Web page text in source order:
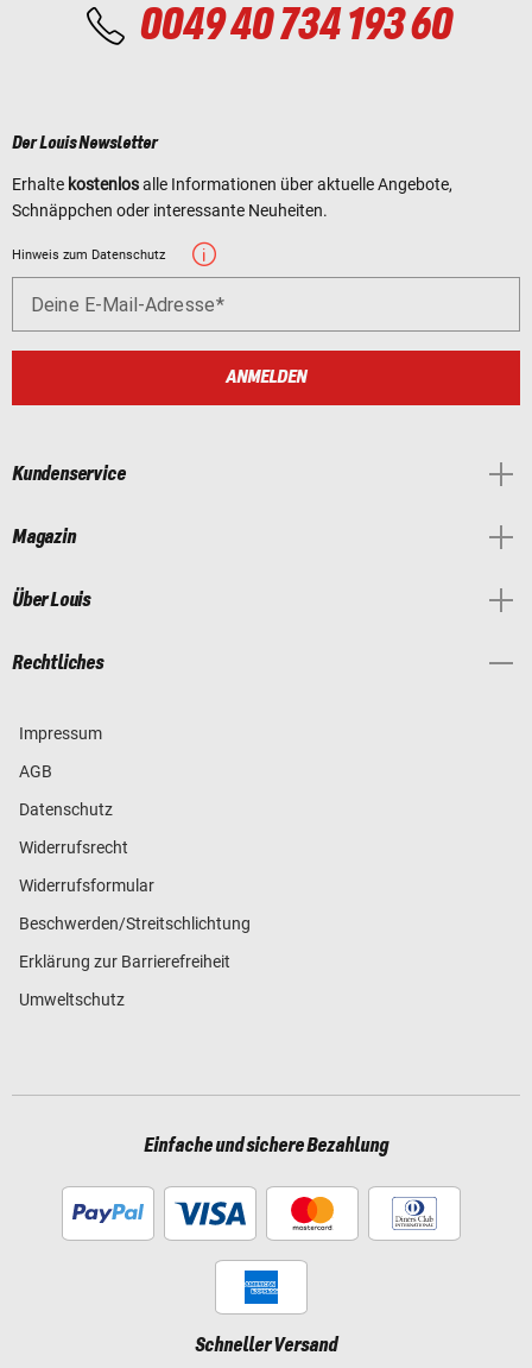
0049 40 734 193 60
Der Louis Newsletter
Erhalte kostenlosalle Informationen über aktuelle Angebote,
Schnäppchen oder interessante Neuheiten.
Hinweis zum Datenschutz
Deine E-Mail-Adresse
ANMELDEN
Kundenservice
Magazin
Über Louis
Rechtliches
Impressum
AGB
Datenschutz
Widerrufsrecht
Widerrufsformular
Beschwerden/Streitschlichtung
Erklärung zur Barrierefreiheit
Umweltschutz
Einfache und sichere Bezahlung
Schneller Versand